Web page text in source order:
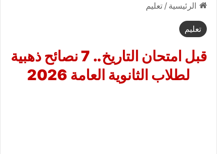
الرئيسية / تعليم
تعليم
قبل امتحان التاريخ.. 7 نصائح ذهبية
لطلاب الثانوية العامة 2026